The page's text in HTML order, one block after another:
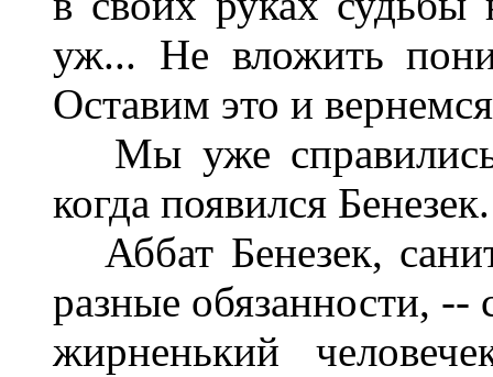
уж... Не вложить
Оставим это и
Мы уже справились
когда появился Бенезек.
Аббат Бенезек,
разные обязанности, --
жирненький